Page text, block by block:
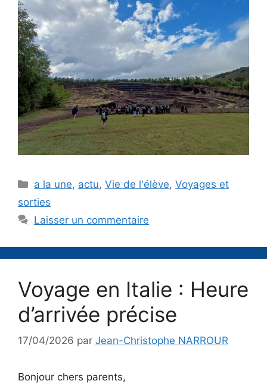
Catégories
a la une, actu,Vie de l'élève,Voyages et
sorties
Laisser un commentaire
Voyage en Italie : Heure
d’arrivée précise
17/04/2026 par Jean-Christophe NARROUR
Bonjour chers parents,